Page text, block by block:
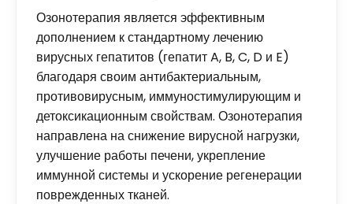
Озонотерапия является эффективным
дополнением к стандартному лечению
вирусных гепатитов (гепатит A, B, C, D и E)
благодаря своим антибактериальным,
противовирусным, иммуностимулирующим и
детоксикационным свойствам. Озонотерапия
направлена ​​на снижение вирусной нагрузки,
улучшение работы печени, укрепление
иммунной системы и ускорение регенерации
поврежденных тканей.